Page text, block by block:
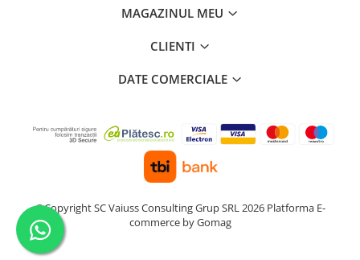
MAGAZINUL MEU
CLIENTI
DATE COMERCIALE
©Copyright SC Vaiuss Consulting Grup SRL 2026 Platforma E-
commerce by Gomag